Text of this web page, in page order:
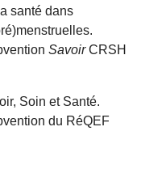
santé dans
SavoirCRSH
Soin et Santé.
du RéQEF